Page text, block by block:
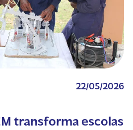
22/05/2026
transforma escolas